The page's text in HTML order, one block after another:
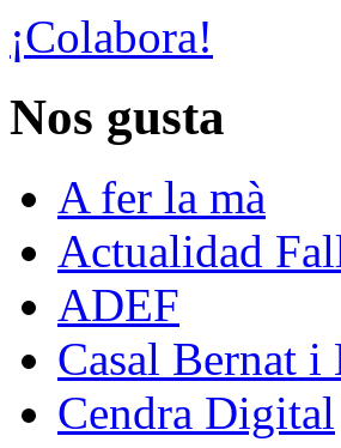
¡Colabora!
Nos gusta
A fer la mà
Actualidad
ADEF
Casal Bernat
Cendra Digital